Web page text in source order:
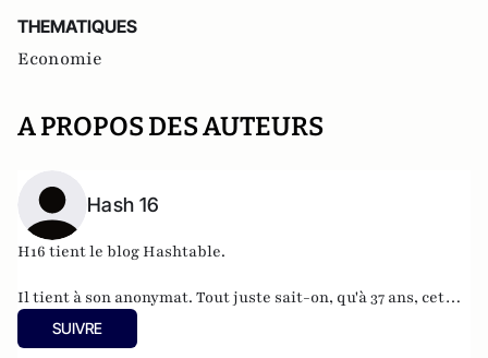
THEMATIQUES
Economie
A PROPOS DES AUTEURS
Hash 16
H16 tient le blogHashtable.
Il tient à son anonymat. Tout juste sait-on, qu'à 37 ans, cet
informaticien à l'humour acerbe habite en Belgique et
travaille pour
"une grosse boutique qui produit, gère et
SUIVRE